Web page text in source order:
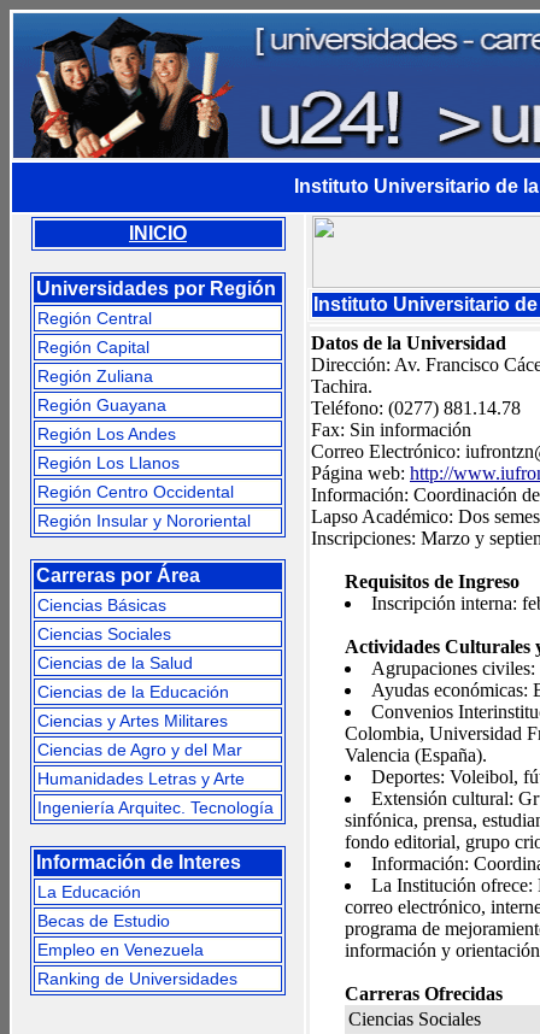
Instituto Universitario de
INICIO
Universidades por Región
Región Central
Región Capital
Región Zuliana
Región Guayana
Región Los Andes
Región Los Llanos
Región Centro Occidental
Región Insular y Nororiental
Carreras por Área
Ciencias Básicas
Ciencias Sociales
Ciencias de la Salud
Ciencias de la Educación
Ciencias y Artes Militares
Ciencias de Agro y del Mar
Humanidades Letras y Arte
Ingeniería Arquitec. Tecnología
Información de Interes
La Educación
Becas de Estudio
Empleo en Venezuela
Ranking de Universidades
Instituto Universitario
Datos de la Universidad
Dirección: Av. Francisco
Tachira.
Teléfono: (0277) 881.14.78
Fax: Sin información
Correo Electrónico:
Página web: http://
Información: Coordinación
Lapso Académico: Dos
Inscripciones: Marzo y
Requisitos de Ingreso
Inscripción interna:
Actividades Culturales
Agrupaciones civiles:
Ayudas económicas:
Convenios
Colombia, Universidad
Valencia (España).
Deportes: Voleibol,
Extensión cultural:
sinfónica, prensa,
fondo editorial, grupo
Información:
La Institución ofrece:
correo electrónico,
programa de
información y
Carreras Ofrecidas
Ciencias Sociales